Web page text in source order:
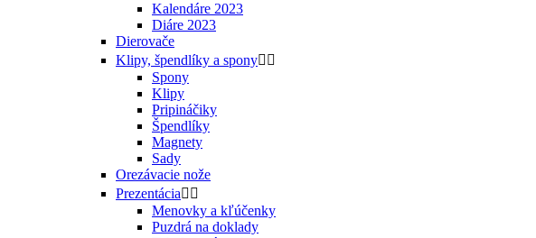
Kalendáre 2023
Diáre 2023
Dierovače
Klipy, špendlíky a spony 
Spony
Klipy
Pripináčiky
Špendlíky
Magnety
Sady
Orezávacie nože
Prezentácia 
Menovky a kľúčenky
Puzdrá na doklady